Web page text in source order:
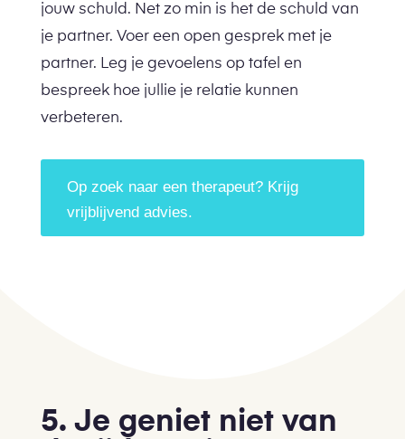
jouw schuld. Net zo min is het de schuld van
je partner. Voer een open gesprek met je
partner. Leg je gevoelens op tafel en
bespreek hoe jullie je relatie kunnen
verbeteren.
Op zoek naar een therapeut? Krijg
vrijblijvend advies.
5. Je geniet niet van